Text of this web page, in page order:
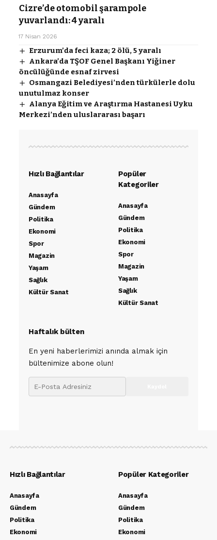
Cizre’de otomobil şarampole
yuvarlandı: 4 yaralı
17 Nisan 2026
Erzurum’da feci kaza; 2 ölü, 5 yaralı
Ankara’da TŞOF Genel Başkanı Yiğiner
öncülüğünde esnaf zirvesi
Osmangazi Belediyesi’nden türkülerle dolu
unutulmaz konser
Alanya Eğitim ve Araştırma Hastanesi Uyku
Merkezi’nden uluslararası başarı
Hızlı Bağlantılar
Anasayfa
Gündem
Politika
Ekonomi
Spor
Magazin
Yaşam
Sağlık
Kültür Sanat
Popüler
Kategoriler
Anasayfa
Gündem
Politika
Ekonomi
Spor
Magazin
Yaşam
Sağlık
Kültür Sanat
Haftalık bülten
En yeni haberlerimizi anında almak için
bültenimize abone olun!
Hızlı Bağlantılar
Anasayfa
Gündem
Politika
Ekonomi
Popüler Kategoriler
Anasayfa
Gündem
Politika
Ekonomi